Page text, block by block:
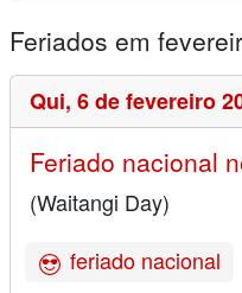
Feriados em
Qui, 6 de fevereiro
Feriado nacional
(Waitangi Day)
feriado nacional